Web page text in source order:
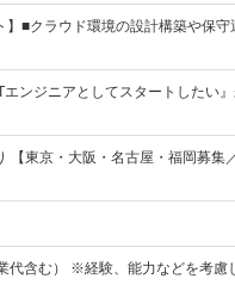
】■クラウド環境の設計構築や保
ンジニアとしてスタートしたい』
【東京・大阪・名古屋・福岡募集
代含む） ※経験、能力などを考慮